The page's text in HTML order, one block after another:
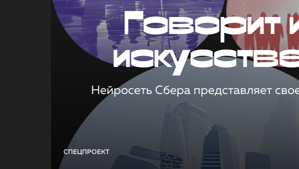
СПЕЦПРОЕКТ
Говорит
Нейросеть Сбера представляет